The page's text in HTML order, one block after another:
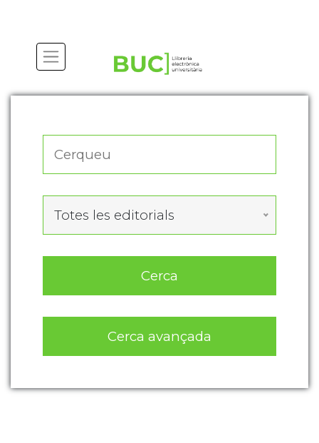
Totes les editorials
Cerca
Cerca avançada